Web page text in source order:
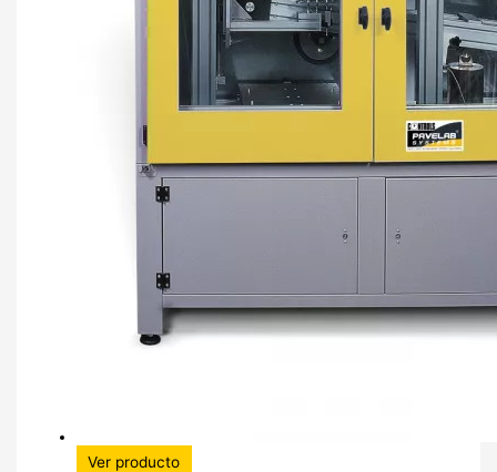
Ver producto